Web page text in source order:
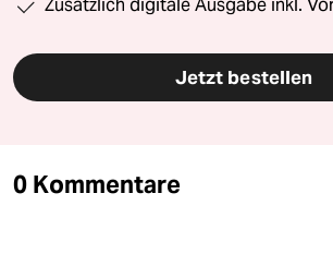
Zusätzlich digitale Ausgabe inkl.
Jetzt bestellen
0 Kommentare